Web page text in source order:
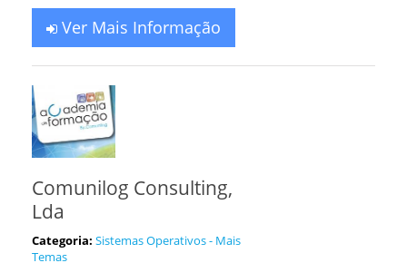
Ver Mais Informação
Comunilog Consulting,
Lda
Categoria: Sistemas Operativos - Mais
Temas